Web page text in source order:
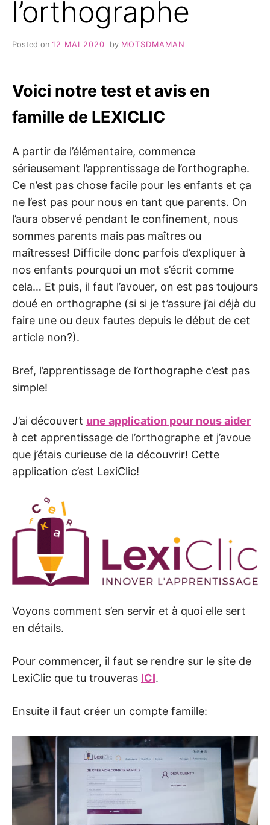
l’orthographe
Posted on 12 MAI 2020 by MOTSDMAMAN
Voici notre test et avis en
famille de LEXICLIC
A partir de l’élémentaire, commence
sérieusement l’apprentissage de l’orthographe.
Ce n’est pas chose facile pour les enfants et ça
ne l’est pas pour nous en tant que parents. On
l’aura observé pendant le confinement, nous
sommes parents mais pas maîtres ou
maîtresses! Difficile donc parfois d’expliquer à
nos enfants pourquoi un mot s’écrit comme
cela… Et puis, il faut l’avouer, on est pas toujours
doué en orthographe (si si je t’assure j’ai déjà du
faire une ou deux fautes depuis le début de cet
article non?).
Bref, l’apprentissage de l’orthographe c’est pas
simple!
J’ai découvert une application pour nous aider
à cet apprentissage de l’orthographe et j’avoue
que j’étais curieuse de la découvrir! Cette
application c’est LexiClic!
Voyons comment s’en servir et à quoi elle sert
en détails.
Pour commencer, il faut se rendre sur le site de
LexiClic que tu trouveras ICI.
Ensuite il faut créer un compte famille: